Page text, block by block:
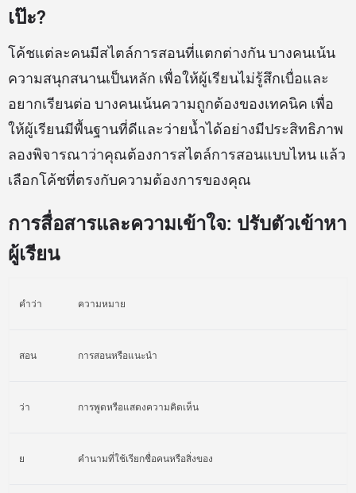
เป๊ะ?
โค้ชแต่ละคนมีสไตล์การสอนที่แตกต่างกัน บางคนเน้น
ความสนุกสนานเป็นหลัก เพื่อให้ผู้เรียนไม่รู้สึกเบื่อและ
อยากเรียนต่อ บางคนเน้นความถูกต้องของเทคนิค เพื่อ
ให้ผู้เรียนมีพื้นฐานที่ดีและว่ายน้ำได้อย่างมีประสิทธิภาพ
ลองพิจารณาว่าคุณต้องการสไตล์การสอนแบบไหน แล้ว
เลือกโค้ชที่ตรงกับความต้องการของคุณ
การสื่อสารและความเข้าใจ: ปรับตัวเข้าหา
ผู้เรียน
คำว่า ความหมาย
สอน การสอนหรือแนะนำ
ว่า การพูดหรือแสดงความคิดเห็น
ย คำนามที่ใช้เรียกชื่อคนหรือสิ่งของ